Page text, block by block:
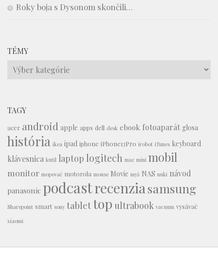
Roky boja s Dysonom skončili…
TÉMY
Témy
TAGY
acer android apple apps dell desk ebook fotoaparát glosa
história ikea ipad iphone iPhone13Pro irobot iTunes keyboard
klávesnica kutil laptop logitech mac mini mobil
monitor mopovač motorola mouse Movie myš NAS nuki návod
panasonic podcastrecenziasamsung
Sharepoint smart sony tablettop ultrabook vacuum vysávač
xiaomi